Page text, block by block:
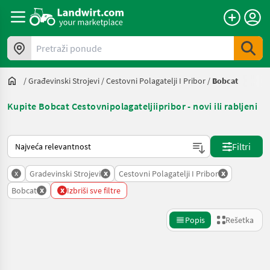
Pretraži ponude
/Građevinski Strojevi /Cestovni Polagatelji I Pribor / Bobcat
Kupite Bobcat Cestovnipolagateljiipribor - novi ili rabljeni
Tako se sortira na Landwirt.com
Filtri
x Gradevinski Strojevi x Cestovni Polagatelji I Pribor x
Bobcat x x Izbriši sve filtre
Popis Rešetka